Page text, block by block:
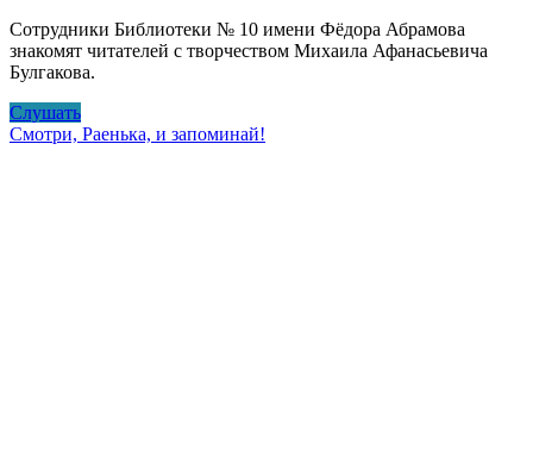
Сотрудники Библиотеки № 10 имени Фёдора Абрамова
знакомят читателей с творчеством Михаила Афанасьевича
Булгакова.
СлушатьРукописи
не
Смотри, Раенька, и запоминай!